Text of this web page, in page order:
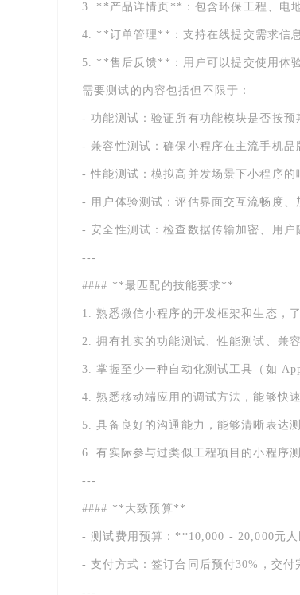
3. **产品详情页**：包含环保工程、电
4. **订单管理**：支持在线提交需求信
5. **售后反馈**：用户可以提交使用体
需要测试的内容包括但不限于：
- 功能测试：验证所有功能模块是否按预
- 兼容性测试：确保小程序在主流手机
- 性能测试：模拟高并发场景下小程序的
- 用户体验测试：评估界面交互流畅度、
- 安全性测试：检查数据传输加密、用户
---
#### **最匹配的技能要求**
1. 熟悉微信小程序的开发框架和生态，
2. 拥有扎实的功能测试、性能测试、兼
3. 掌握至少一种自动化测试工具（如
4. 熟悉移动端应用的调试方法，能够快
5. 具备良好的沟通能力，能够清晰表达
6. 有实际参与过类似工程项目的小程序
---
#### **大致预算**
- 测试费用预算：**10,000 - 20,000元
- 支付方式：签订合同后预付30%，交付
---